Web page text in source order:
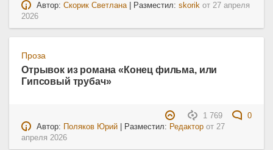
Автор:Скорик Светлана | Разместил:skorik от 27 апреля
2026
Проза
Отрывок из романа «Конец фильма, или
Гипсовый трубач»
1 769
0
Автор:
Поляков Юрий | Разместил: Редактор от27
апреля 2026